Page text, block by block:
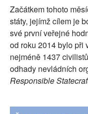
RUBRIKY
PLNÁ VERZE STRÁNEK
Začátkem tohoto
státy, jejímž cílem je
své první veřejné
od roku 2014 bylo při
nejméně 1437
odhady nevládních
Responsible